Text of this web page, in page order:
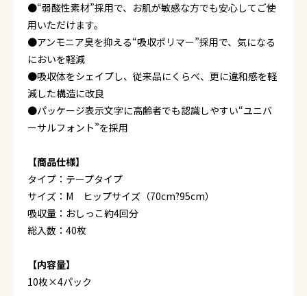
●“弱酸性素材”採用で、お肌が敏感な方でも安心してご使
用いただけます。
●アンモニア臭を抑える“吸収ポリマー”採用で、気になる
においを軽減
●吸収体をシェイプし、従来品にくらべ、更に違和感を軽
減した構造に改良
●パッケージ表示文字に高齢者でも認識しやすい“ユニバ
ーサルフォント”を採用
【商品仕様】
タイプ：テープタイプ
サイズ：M ヒップサイズ（70cm?95cm）
吸収量：おしっこ約4回分
総入数：40枚
【内容量】
10枚×4パック